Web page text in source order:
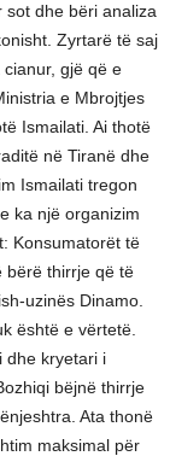
sot dhe bëri analiza
Zyrtarë të saj
gjë që e
e Mbrojtjes
Ismailati. Ai thotë
në Tiranë dhe
Ismailati tregon
ka një organizim
Konsumatorët të
bërë thirrje që të
uzinës Dinamo.
është e vërtetë.
dhe kryetari i
bëjnë thirrje
Ata thonë
maksimal për